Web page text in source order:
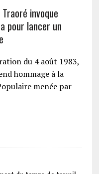
invoque
pour lancer un
du 4 août 1983,
hommage à la
menée par